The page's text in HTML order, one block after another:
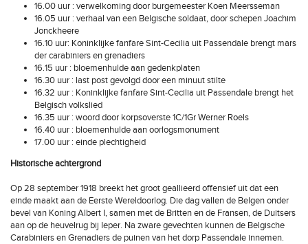
16.00 uur : verwelkoming door burgemeester Koen Meersseman
16.05 uur : verhaal van een Belgische soldaat, door schepen Joachim
Jonckheere
16.10 uur: Koninklijke fanfare Sint-Cecilia uit Passendale brengt mars
der carabiniers en grenadiers
16.15 uur : bloemenhulde aan gedenkplaten
16.30 uur : last post gevolgd door een minuut stilte
16.32 uur : Koninklijke fanfare Sint-Cecilia uit Passendale brengt het
Belgisch volkslied
16.35 uur : woord door korpsoverste 1C/1Gr Werner Roels
16.40 uur : bloemenhulde aan oorlogsmonument
17.00 uur : einde plechtigheid
Historische achtergrond
Op 28 september 1918 breekt het groot geallieerd offensief uit dat een
einde maakt aan de Eerste Wereldoorlog. Die dag vallen de Belgen onder
bevel van Koning Albert I, samen met de Britten en de Fransen, de Duitsers
aan op de heuvelrug bij Ieper. Na zware gevechten kunnen de Belgische
Carabiniers en Grenadiers de puinen van het dorp Passendale innemen.